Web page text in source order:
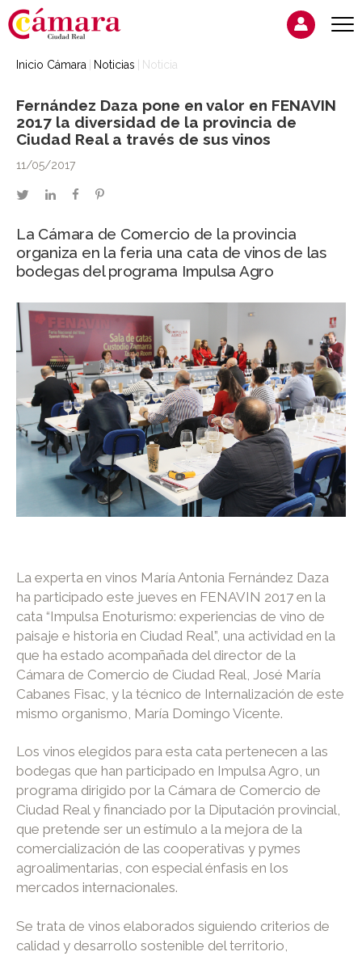
Inicio Cámara Noticias Noticia
Fernández Daza pone en valor en FENAVIN
2017 la diversidad de la provincia de
Ciudad Real a través de sus vinos
11/05/2017
twitterlinkedinfacebookpinterest
La Cámara de Comercio de la provincia
organiza en la feria una cata de vinos de las
bodegas del programa Impulsa Agro
La experta en vinos María Antonia Fernández Daza
ha participado este jueves en FENAVIN 2017 en la
cata “Impulsa Enoturismo: experiencias de vino de
paisaje e historia en Ciudad Real”, una actividad en la
que ha estado acompañada del director de la
Cámara de Comercio de Ciudad Real, José María
Cabanes Fisac, y la técnico de Internalización de este
mismo organismo, María Domingo Vicente.
Los vinos elegidos para esta cata pertenecen a las
bodegas que han participado en Impulsa Agro, un
programa dirigido por la Cámara de Comercio de
Ciudad Real y financiado por la Diputación provincial,
que pretende ser un estímulo a la mejora de la
comercialización de las cooperativas y pymes
agroalimentarias, con especial énfasis en los
mercados internacionales.
Se trata de vinos elaborados siguiendo criterios de
calidad y desarrollo sostenible del territorio,